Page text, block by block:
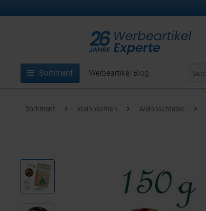
Sortiment Werbeartikel Blog
Sortiment Weihnachten Weihnachtstee